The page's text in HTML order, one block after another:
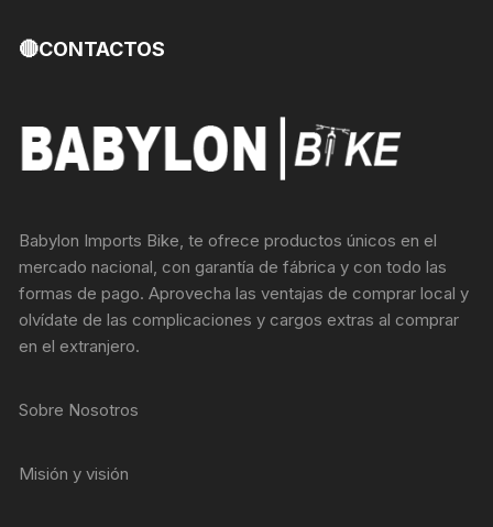
🔴CONTACTOS
Babylon Imports Bike, te ofrece productos únicos en el
mercado nacional, con garantía de fábrica y con todo las
formas de pago. Aprovecha las ventajas de comprar local y
olvídate de las complicaciones y cargos extras al comprar
en el extranjero.
Sobre Nosotros
Misión y visión